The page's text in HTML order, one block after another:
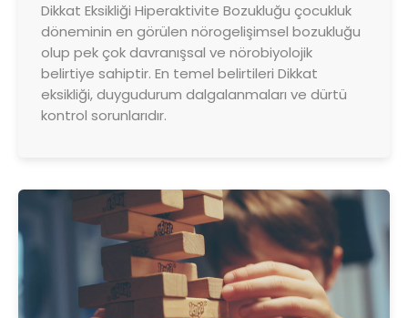
Dikkat Eksikliği Hiperaktivite Bozukluğu çocukluk
döneminin en görülen nörogelişimsel bozukluğu
olup pek çok davranışsal ve nörobiyolojik
belirtiye sahiptir. En temel belirtileri Dikkat
eksikliği, duygudurum dalgalanmaları ve dürtü
kontrol sorunlarıdır.